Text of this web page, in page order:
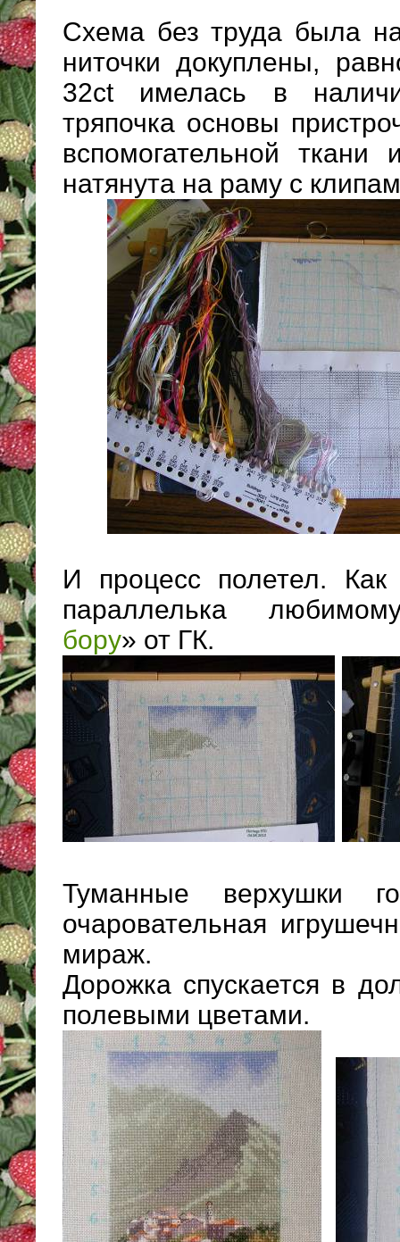
Схема без труда была
ниточки докуплены,
32ct имелась в
тряпочка основы
вспомогательной ткани
натянута на раму с
И процесс полетел. Как
параллелька
бору» от ГК.
Туманные верхушки
очаровательная
мираж.
Дорожка спускается в
полевыми цветами.